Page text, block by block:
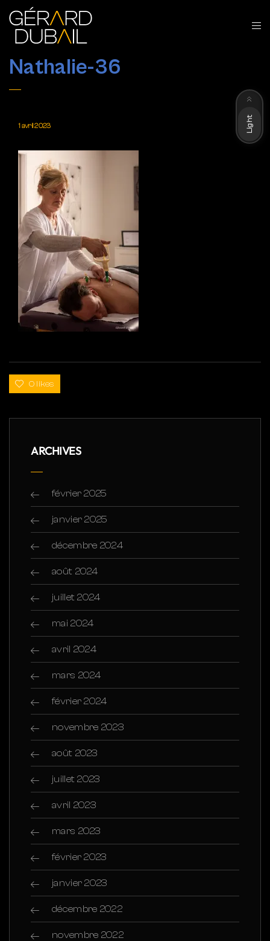
Nathalie-36
1 avril 2023
0 likes
ARCHIVES
février 2025
janvier 2025
décembre 2024
août 2024
juillet 2024
mai 2024
avril 2024
mars 2024
février 2024
novembre 2023
août 2023
juillet 2023
avril 2023
mars 2023
février 2023
janvier 2023
décembre 2022
novembre 2022
Light
Dark